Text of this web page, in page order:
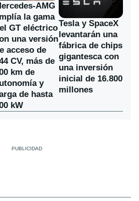
AMG
la gama
GT eléctrico
una versión
acceso de
CV, más de
km de
y
de hasta
kW
Tesla y SpaceX
levantarán una
fábrica de chips
gigantesca con
una inversión
inicial de 16.800
millones